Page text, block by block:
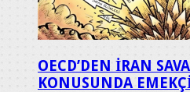
OECD’DEN İRAN
KONUSUNDA